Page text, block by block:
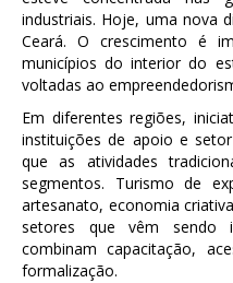
industriais. Hoje, uma nova
Ceará. O crescimento é
municípios do interior do
voltadas ao
Em diferentes regiões,
instituições de apoio e
que as atividades
segmentos. Turismo de
artesanato, economia
setores que vêm sendo
combinam capacitação,
formalização.